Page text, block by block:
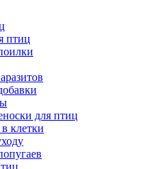
птиц
для птиц
клетки